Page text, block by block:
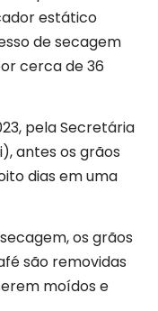
estático
de secagem
cerca de 36
pela Secretária
antes os grãos
dias em uma
os grãos
são removidas
moídos e